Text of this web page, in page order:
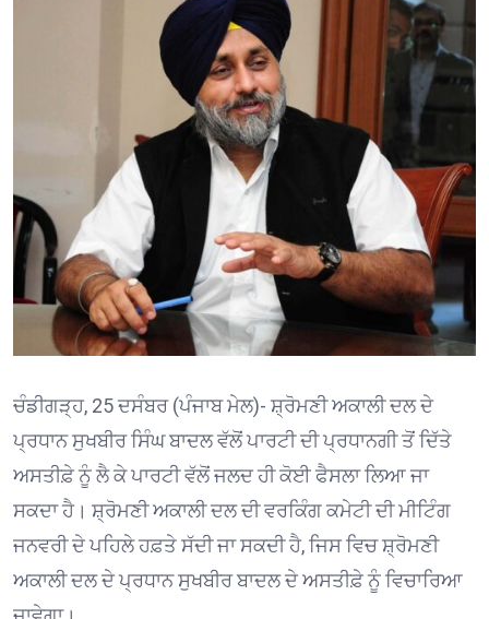
ਚੰਡੀਗੜ੍ਹ, 25 ਦਸੰਬਰ (ਪੰਜਾਬ ਮੇਲ)- ਸ਼੍ਰੋਮਣੀ ਅਕਾਲੀ ਦਲ ਦੇ
ਪ੍ਰਧਾਨ ਸੁਖਬੀਰ ਸਿੰਘ ਬਾਦਲ ਵੱਲੋਂ ਪਾਰਟੀ ਦੀ ਪ੍ਰਧਾਨਗੀ ਤੋਂ ਦਿੱਤੇ
ਅਸਤੀਫ਼ੇ ਨੂੰ ਲੈ ਕੇ ਪਾਰਟੀ ਵੱਲੋਂ ਜਲਦ ਹੀ ਕੋਈ ਫੈਸਲਾ ਲਿਆ ਜਾ
ਸਕਦਾ ਹੈ। ਸ਼੍ਰੋਮਣੀ ਅਕਾਲੀ ਦਲ ਦੀ ਵਰਕਿੰਗ ਕਮੇਟੀ ਦੀ ਮੀਟਿੰਗ
ਜਨਵਰੀ ਦੇ ਪਹਿਲੇ ਹਫ਼ਤੇ ਸੱਦੀ ਜਾ ਸਕਦੀ ਹੈ, ਜਿਸ ਵਿਚ ਸ਼੍ਰੋਮਣੀ
ਅਕਾਲੀ ਦਲ ਦੇ ਪ੍ਰਧਾਨ ਸੁਖਬੀਰ ਬਾਦਲ ਦੇ ਅਸਤੀਫ਼ੇ ਨੂੰ ਵਿਚਾਰਿਆ